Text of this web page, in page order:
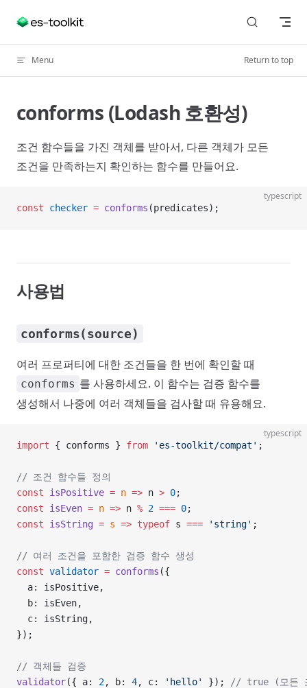
Skip to content
Menu Return to top
conforms (Lodash 호환성)
조건 함수들을 가진 객체를 받아서, 다른 객체가 모든
조건을 만족하는지 확인하는 함수를 만들어요.
typescript
const checker = conforms (predicates);
사용법
conforms(source)
여러 프로퍼티에 대한 조건들을 한 번에 확인할 때
conforms 를 사용하세요. 이 함수는 검증 함수를
생성해서 나중에 여러 객체들을 검사할 때 유용해요.
typescript
import { conforms } from 'es-toolkit/compat' ;
// 조건 함수들 정의
const isPositive = n => n > 0;
const isEven = n => n % 2 === 0;
const isString = s => typeof s === 'string' ;
// 여러 조건을 포함한 검증 함수 생성
const validator = conforms ({
  a: isPositive,
  b: isEven,
  c: isString,
});
// 객체들 검증
validator({ a: 2, b: 4, c: 'hello' });
// true (모든